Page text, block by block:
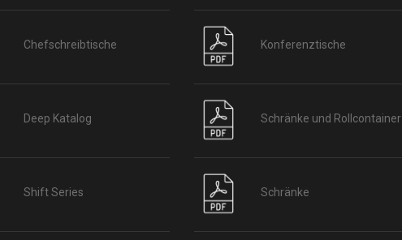
Chefschreibtische
Deep Katalog
Shift Series
Konferenztische
Schränke und Rollcontainer
Schränke